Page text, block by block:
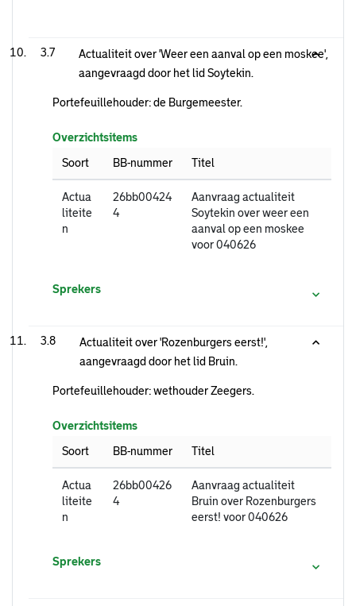
3.7
Actualiteit over 'Weer een aanval op een moskee',
aangevraagd door het lid Soytekin.
Portefeuillehouder: de Burgemeester.
Overzichtsitems
Soort
BB-nummer Titel
Actua
liteite
n
26bb00424
4
Aanvraag actualiteit
Soytekin over weer een
aanval op een moskee
voor 040626
Sprekers
3.8
Actualiteit over 'Rozenburgers eerst!',
aangevraagd door het lid Bruin.
Portefeuillehouder: wethouder Zeegers.
Overzichtsitems
Soort
BB-nummer Titel
Actua
liteite
n
26bb00426
4
Aanvraag actualiteit
Bruin over Rozenburgers
eerst! voor 040626
Sprekers